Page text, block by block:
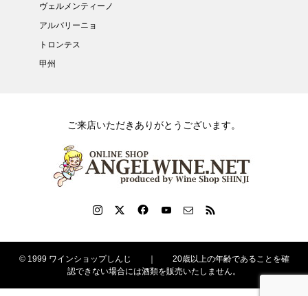
ヴェルメンティーノ
アルバリーニョ
トロンテス
甲州
ご来店いただきありがとうございます。
© 1999 ワインショップしんじ ｜ 20歳以上の年齢であることを確
認できない場合には酒類を販売いたしません。